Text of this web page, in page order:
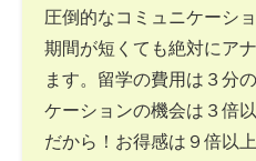
圧倒的なコミュニケーシ
期間が短くても絶対にア
ます。留学の費用は３分
ケーションの機会は３倍以
だから！お得感は９倍以上